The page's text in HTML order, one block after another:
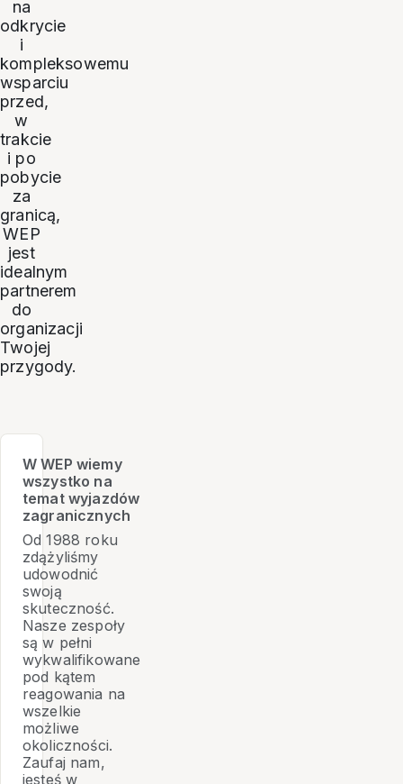
na
odkrycie
i
kompleksowemu
wsparciu
przed,
w
trakcie
i po
pobycie
za
granicą,
WEP
jest
idealnym
partnerem
do
organizacji
Twojej
przygody.
W WEP wiemy
wszystko na
temat wyjazdów
zagranicznych
Od 1988 roku
zdążyliśmy
udowodnić
swoją
skuteczność.
Nasze zespoły
są w pełni
wykwalifikowane
pod kątem
reagowania na
wszelkie
możliwe
okoliczności.
Zaufaj nam,
jesteś w